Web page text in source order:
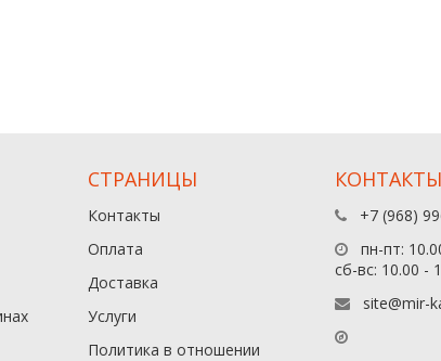
СТРАНИЦЫ
Контакты
Оплата
Доставка
Услуги
Политика в отношении
КОНТАКТЫ
+7 (968)
пн-пт:
сб-вс: 10.00 -
site@mir-